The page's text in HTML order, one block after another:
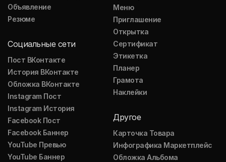
Объявление
Резюме
Социальные сети
Пост ВКонтакте
История ВКонтакте
Обложка ВКонтакте
Instagram Пост
Instagram История
Facebook Пост
Facebook Баннер
YouTube Превью
YouTube Баннер
Меню
Приглашение
Открытка
Сертификат
Этикетка
Планер
Грамота
Наклейки
Другое
Карточка Товара
Инфографика Маркетплейс
Обложка Альбома